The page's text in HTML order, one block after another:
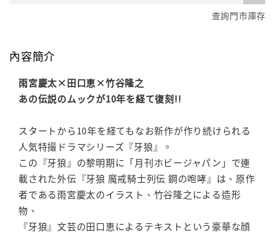
查詢門市庫存
內容簡介
雨宮慶太×田口恵×竹谷隆之
あの伝説のムックが10年を経て復刻!!
スタートから10年を経てもなお新作が作り続けられる
人気特撮ドラマシリーズ『牙狼 』。
この『牙狼 』の黎明期に「月刊ホビージャパン」で連
載された外伝『牙狼 魔戒騎士列伝 鋼の咆哮』は、原作
者である雨宮慶太のイラスト、竹谷隆之による造形
物、
『牙狼』文芸の田口恵によるテキストという豪華な顔